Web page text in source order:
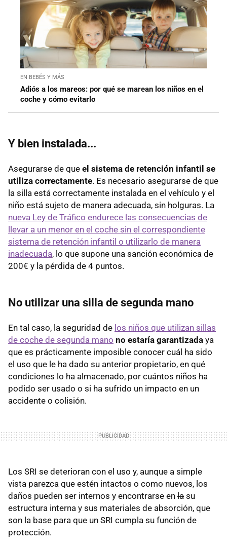
EN BEBÉS Y MÁS
Adiós a los mareos: por qué se marean los niños en el
coche y cómo evitarlo
Y bien instalada...
Asegurarse de que el sistema de retención infantil se
utiliza correctamente. Es necesario asegurarse de que
la silla está correctamente instalada en el vehículo y el
niño está sujeto de manera adecuada, sin holguras. La
nueva Ley de Tráfico endurece las consecuencias de
llevar a un menor en el coche sin el correspondiente
sistema de retención infantil o utilizarlo de manera
inadecuada, lo que supone una sanción económica de
200€ y la pérdida de 4 puntos.
No utilizar una silla de segunda mano
En tal caso, la seguridad de los niños que utilizan sillas
de coche de segunda mano no estaría garantizada ya
que es prácticamente imposible conocer cuál ha sido
el uso que le ha dado su anterior propietario, en qué
condiciones lo ha almacenado, por cuántos niños ha
podido ser usado o si ha sufrido un impacto en un
accidente o colisión.
Los SRI se deterioran con el uso y, aunque a simple
vista parezca que estén intactos o como nuevos, los
daños pueden ser internos y encontrarse en la su
estructura interna y sus materiales de absorción, que
son la base para que un SRI cumpla su función de
protección.